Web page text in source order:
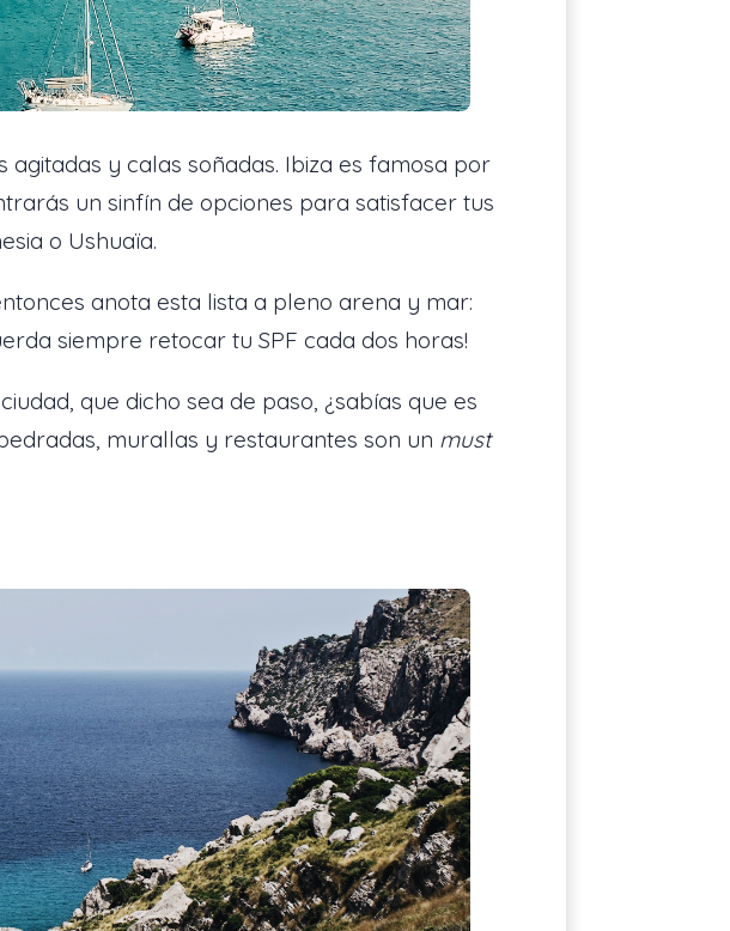
y calas soñadas. Ibiza es famosa por
un sinfín de opciones para satisfacer tus
o Ushuaïa.
anota esta lista a pleno arena y mar:
siempre retocar tu SPF cada dos horas!
que dicho sea de paso, ¿sabías que es
murallas y restaurantes son un must